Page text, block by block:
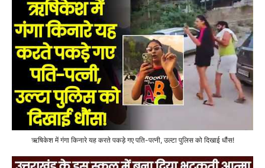
ऋषिकेश में गंगा किनारे यह करते पकड़े गए पति-पत्नी, उल्टा पुलिस को दिखाई धौंस!